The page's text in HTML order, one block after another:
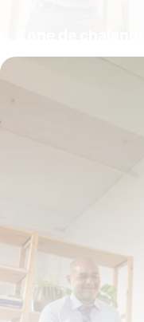
pour définir